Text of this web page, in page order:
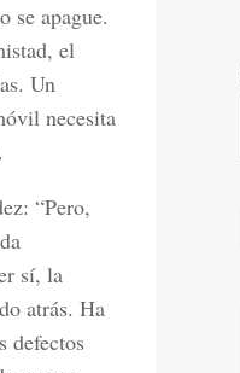
se apague.
el
Un
necesita
“Pero,
sí, la
atrás. Ha
defectos